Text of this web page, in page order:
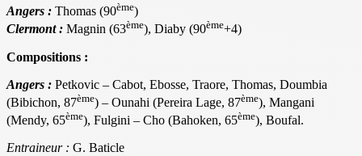
Angers : Thomas (90ème)
Clermont : Magnin (63ème), Diaby (90ème+4)
Compositions :
Angers : Petkovic – Cabot, Ebosse, Traore, Thomas, Doumbia
(Bibichon, 87ème) – Ounahi (Pereira Lage, 87ème), Mangani
(Mendy, 65ème), Fulgini – Cho (Bahoken, 65ème), Boufal.
Entraineur : G. Baticle